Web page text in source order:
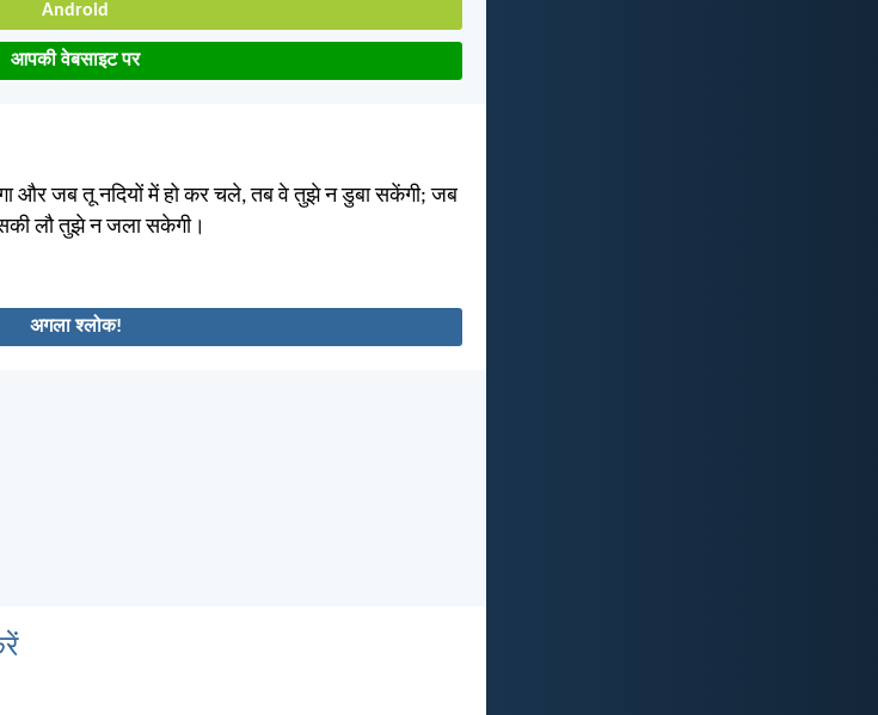
Android
आपकी वेबसाइट पर
और जब तू नदियों में हो कर चले, तब वे तुझे न डुबा सकेंगी; जब
लौ तुझे न जला सकेगी।
अगला श्लोक!